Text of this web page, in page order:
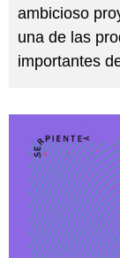
ambicioso
una de las
importantes